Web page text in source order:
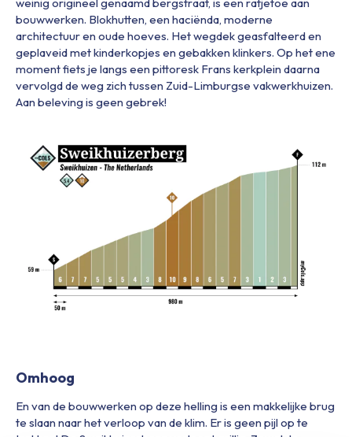
bouwwerken. Blokhutten, een haciënda, moderne
architectuur en oude hoeves. Het wegdek geasfalteerd en
geplaveid met kinderkopjes en gebakken klinkers. Op het ene
moment fiets je langs een pittoresk Frans kerkplein daarna
vervolgd de weg zich tussen Zuid-Limburgse vakwerkhuizen.
Aan beleving is geen gebrek!
Omhoog
En van de bouwwerken op deze helling is een makkelijke brug
te slaan naar het verloop van de klim. Er is geen pijl op te